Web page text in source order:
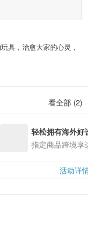
具，治愈大家的心灵，
看全部 (2)
轻松拥有海外好
指定商品跨境享
活动详